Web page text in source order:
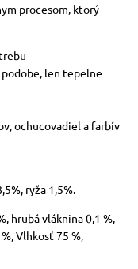
procesom, ktorý
podobe, len tepelne
ochucovadiel a farbív
ryža 1,5%.
hrubá vláknina 0,1 %,
Vlhkosť 75 %,